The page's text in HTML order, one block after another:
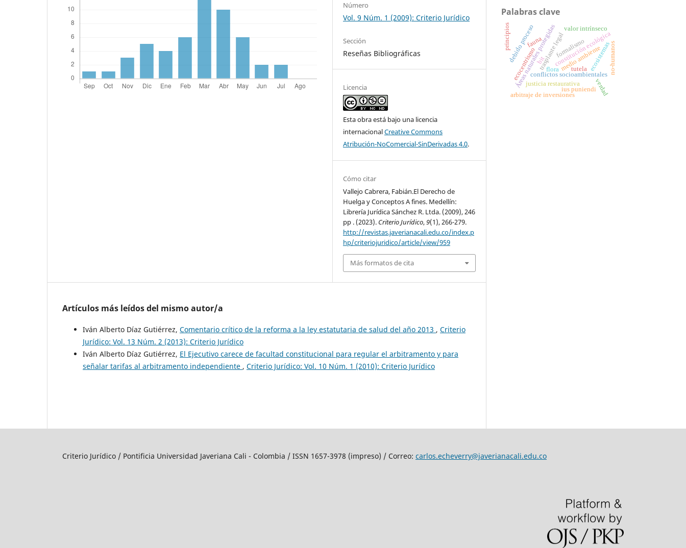
Número
Vol. 9 Núm. 1 (2009): Criterio Jurídico
Sección
Reseñas Bibliográficas
Licencia
Esta obra está bajo una licencia
internacionalCreative Commons
Atribución-NoComercial-SinDerivadas 4.0.
Cómo citar
Vallejo Cabrera, Fabián.El Derecho de
Huelga y Conceptos A fines. Medellín:
Librería Jurídica Sánchez R. Ltda. (2009), 246
pp . (2023). Criterio Jurídico,9(1), 266-279.
http://revistas.javerianacali.edu.co/index.p
hp/criteriojuridico/article/view/959
Más formatos de cita
Artículos más leídos del mismo autor/a
Iván Alberto Díaz Gutiérrez, Comentario crítico de la reforma a la ley estatutaria de salud del año 2013 , Criterio
Jurídico: Vol. 13 Núm. 2 (2013): Criterio Jurídico
Iván Alberto Díaz Gutiérrez, El Ejecutivo carece de facultad constitucional para regular el arbitramento y para
señalar tarifas al arbitramento independiente , Criterio Jurídico: Vol. 10 Núm. 1 (2010): Criterio Jurídico
Palabras clave
trasplante legal
Áreas naturales protegidas
conflictos socioambientales
ecocentrismo flora
fauna
medio ambiente
ecosistemas
justicia restaurativa
ius puniendi
constitución ecológicano-humanos
valor intrínseco
debido proceso
arbitraje de inversiones
bit
tutela
principios formalismo
verdad
Criterio Jurídico / Pontificia Universidad Javeriana Cali - Colombia / ISSN 1657-3978 (impreso) / Correo: carlos.echeverry@javerianacali.edu.co